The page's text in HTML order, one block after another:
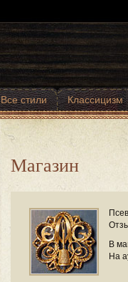
Все стили
Классицизм
Магазин
В
На